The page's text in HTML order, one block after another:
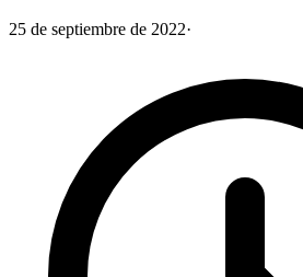
25 de septiembre de 2022·